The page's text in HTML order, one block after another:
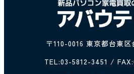
〒110-0016 東京都台東
TEL:03-5812-3451 /